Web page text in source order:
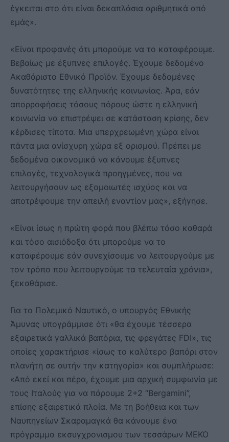
έγκειται στο ότι είναι δεκαπλάσια αριθμητικά από
εμάς».
«Είναι προφανές ότι μπορούμε να το καταφέρουμε.
Βεβαίως με έξυπνες επιλογές. Έχουμε δεδομένο
Ακαθάριστο Εθνικό Προϊόν. Έχουμε δεδομένες
δυνατότητες της ελληνικής κοινωνίας. Άρα, εάν
απορροφήσεις τόσους πόρους ώστε η ελληνική
κοινωνία να επιστρέψει σε κατάσταση κρίσης, δεν
κέρδισες τίποτα. Μια υπερχρεωμένη χώρα είναι
πάντα μια ανίσχυρη χώρα εξ ορισμού. Πρέπει με
δεδομένα οικονομικά να κάνουμε έξυπνες
επιλογές, τεχνολογικά προηγμένες, που να
λειτουργήσουν ως εξομοιωτές ισχύος και να
αποτρέψουμε την απειλή εναντίον μας», εξήγησε.
«Είναι ίσως η πρώτη φορά που βλέπω τόσο καθαρά
και τόσο αισιόδοξα ότι μπορούμε να το
καταφέρουμε εάν συνεχίσουμε να λειτουργούμε με
τον τρόπο που λειτουργούμε τα τελευταία χρόνια»,
ξεκαθάρισε.
Για το Πολεμικό Ναυτικό, ο υπουργός Εθνικής
Άμυνας υπογράμμισε ότι «θα έχουμε τέσσερα
εξαιρετικά γαλλικά βαπόρια, τις φρεγάτες FDI», τις
οποίες χαρακτήρισε «ίσως το καλύτερο βαπόρι στον
πλανήτη σε αυτήν την κατηγορία» και συμπλήρωσε:
«Από εκεί και πέρα, έχουμε μια αρχική συμφωνία με
τους Ιταλούς για να πάρουμε 2+2 “Bergamini”,
επίσης εξαιρετικά πλοία. Με τη βοήθεια και των
Ναυπηγείων Σκαραμαγκά θα κάνουμε ένα
πρόγραμμα εκσυγχρονισμου των τεσσάρων ΜΕΚΟ